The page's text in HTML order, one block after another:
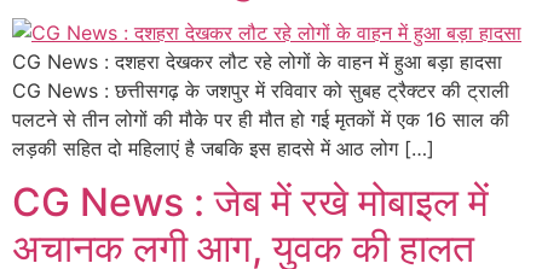
CG News : दशहरा देखकर लौट रहे लोगों के वाहन में हुआ बड़ा हादसा
CG News : छत्तीसगढ़ के जशपुर में रविवार को सुबह ट्रैक्टर की ट्राली
पलटने से तीन लोगों की मौके पर ही मौत हो गई मृतकों में एक 16 साल की
लड़की सहित दो महिलाएं है जबकि इस हादसे में आठ लोग […]
CG News : जेब में रखे मोबाइल में
अचानक लगी आग, युवक की हालत